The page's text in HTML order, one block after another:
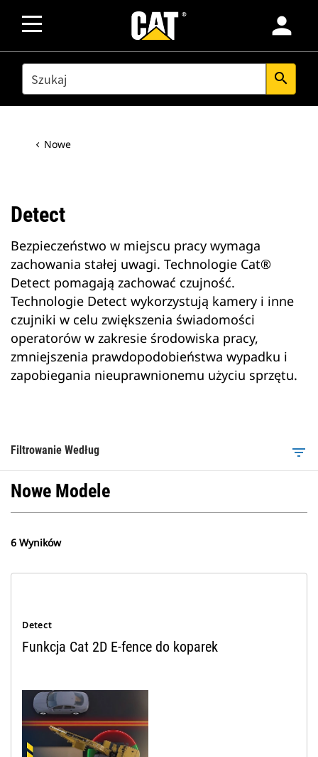
person
SEARCH search
Nowe
Detect
Bezpieczeństwo w miejscu pracy wymaga
zachowania stałej uwagi. Technologie Cat®
Detect pomagają zachować czujność.
Technologie Detect wykorzystują kamery i inne
czujniki w celu zwiększenia świadomości
operatorów w zakresie środowiska pracy,
zmniejszenia prawdopodobieństwa wypadku i
zapobiegania nieuprawnionemu użyciu sprzętu.
Filtrowanie Według filter_list
Nowe Modele
6 Wyników
Detect
Funkcja Cat 2D E-fence do koparek